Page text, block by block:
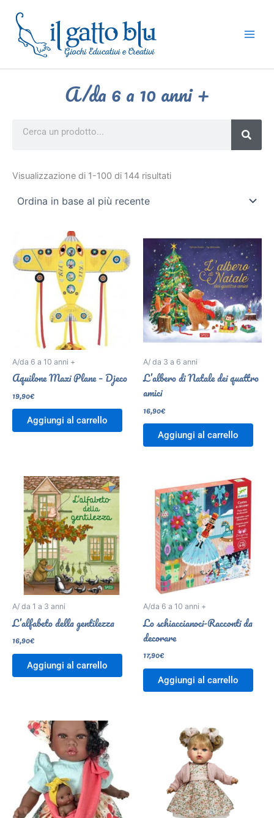
contenuto
A/da 6 a 10 anni +
Visualizzazione di 1-100 di 144 risultatiin
A/da 6 a 10 anni +
Aquilone Maxi Plane – Djeco
19,90€
Aggiungi al carrello
A/ da 3 a 6 anni
L’albero di Natale dei quattro
amici
16,90€
Aggiungi al carrello
A/ da 1 a 3 anni
L’alfabeto della gentilezza
16,90€
Aggiungi al carrello
A/da 6 a 10 anni +
Lo schiaccianoci-Racconti da
decorare
17,90€
Aggiungi al carrello